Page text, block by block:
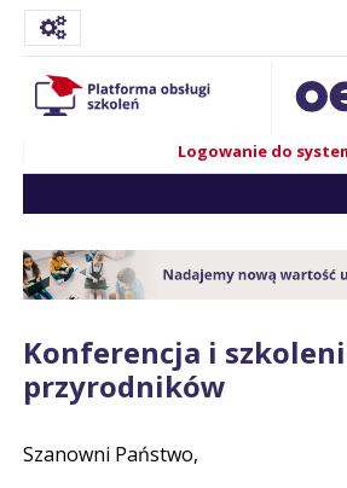
Logowanie do
Konferencja i
przyrodników
Szanowni Państwo,